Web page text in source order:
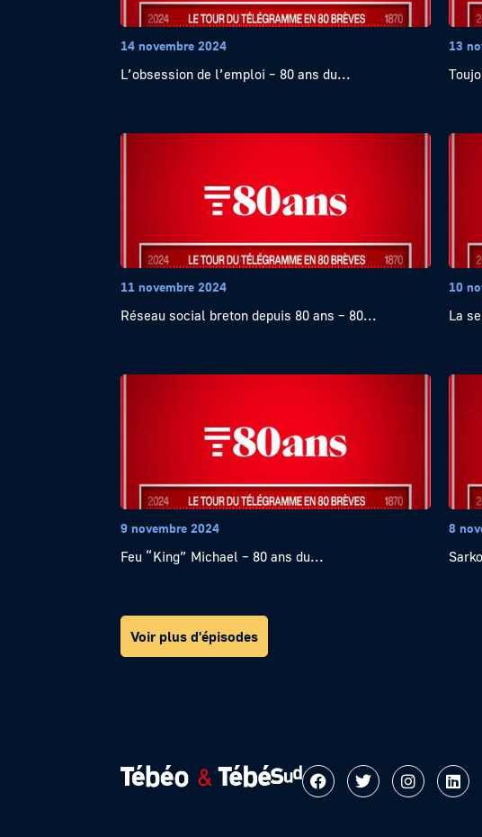
14 novembre 2024
L’obsession de l’emploi – 80 ans du...
13
11 novembre 2024
Réseau social breton depuis 80 ans – 80...
10
La
9 novembre 2024
Feu “King” Michael – 80 ans du...
8
Voir plus d'épisodes